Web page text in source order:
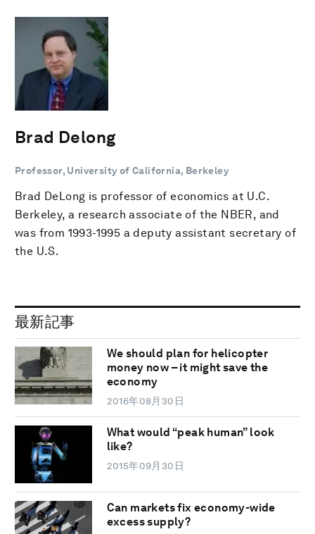
Brad Delong
Professor, University of California, Berkeley
Brad DeLong is professor of economics at U.C.
Berkeley, a research associate of the NBER, and
was from 1993-1995 a deputy assistant secretary of
the U.S.
最新記事
We should plan for helicopter
money now – it might save the
economy
2016年08月30日
What would “peak human” look
like?
2015年09月30日
Can markets fix economy-wide
excess supply?